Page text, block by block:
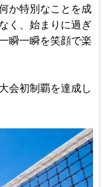
か特別なことを成
く、始まりに過ぎ
瞬一瞬を笑顔で楽
会初制覇を達成し